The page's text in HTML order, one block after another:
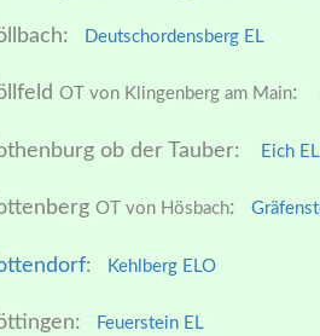
Deutschordensberg EL
OT von Klingenberg am Main:
ob der Tauber: Eich EL
OT von Hösbach:
: Kehlberg ELO
Feuerstein EL